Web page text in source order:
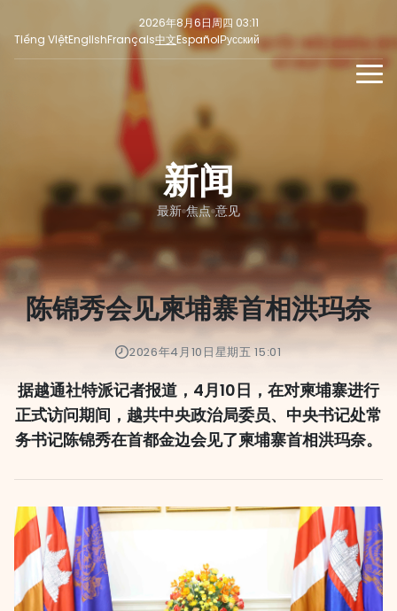
2026年8月6日周四 03:11
Tiếng ViệtEnglishFrançais中文EspañolРусский
最新
焦点
意见
社交新闻
新闻稿
新闻
最新 焦点 意见
陈锦秀会见柬埔寨首相洪玛奈
2026年4月10日星期五 15:01
据越通社特派记者报道，4月10日，在对柬埔寨进行
正式访问期间，越共中央政治局委员、中央书记处常
务书记陈锦秀在首都金边会见了柬埔寨首相洪玛奈。